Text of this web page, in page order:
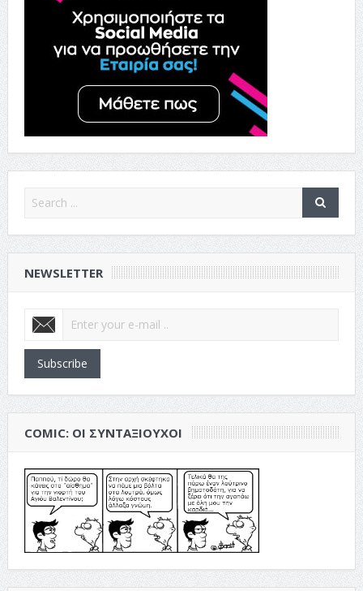
NEWSLETTER
Subscribe
COMIC: ΟΙ ΣΥΝΤΑΞΙΟΎΧΟΙ